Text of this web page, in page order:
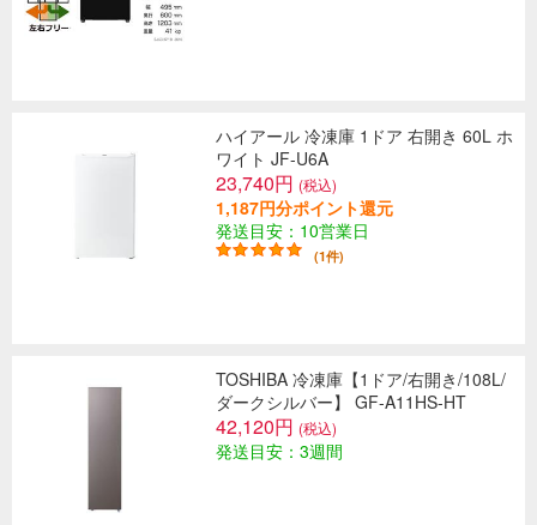
ハイアール 冷凍庫 1ドア 右開き 60L ホ
ワイト JF-U6A
23,740円 (税込)
1,187円分ポイント還元
発送目安：10営業日
(1件)
TOSHIBA 冷凍庫【1ドア/右開き/108L/
ダークシルバー】 GF-A11HS-HT
42,120円 (税込)
発送目安：3週間